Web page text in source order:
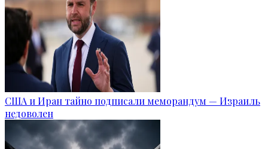
США и Иран тайно подписали меморандум — Израиль
недоволен